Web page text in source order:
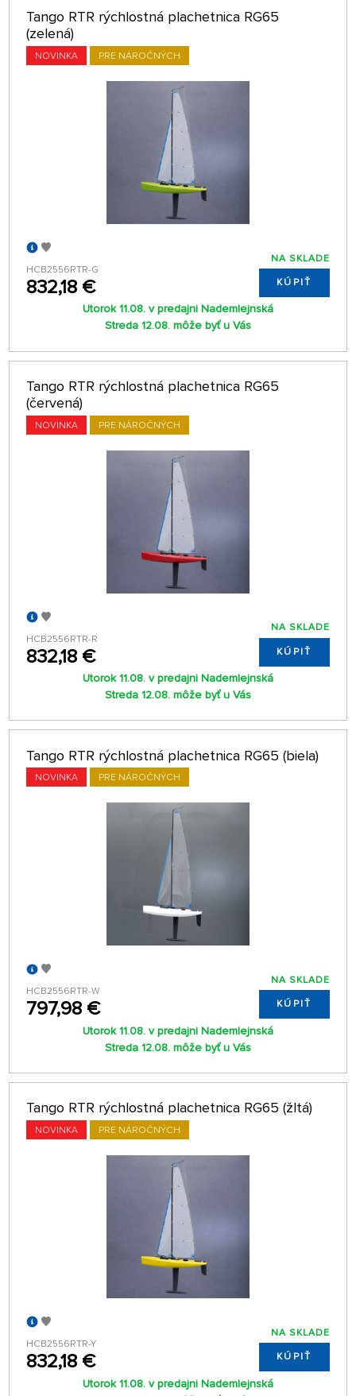
Tango RTR rýchlostná plachetnica RG65
(zelená)
NOVINKA PRE NÁROČNÝCH
HCB2556RTR-G
832,18 €
NA SKLADE
KÚPIŤ
Utorok 11.08. v predajni Nademlejnská
Streda 12.08. môže byť u Vás
Tango RTR rýchlostná plachetnica RG65
(červená)
NOVINKA PRE NÁROČNÝCH
HCB2556RTR-R
832,18 €
NA SKLADE
KÚPIŤ
Utorok 11.08. v predajni Nademlejnská
Streda 12.08. môže byť u Vás
Tango RTR rýchlostná plachetnica RG65 (biela)
NOVINKA PRE NÁROČNÝCH
HCB2556RTR-W
797,98 €
NA SKLADE
KÚPIŤ
Utorok 11.08. v predajni Nademlejnská
Streda 12.08. môže byť u Vás
Tango RTR rýchlostná plachetnica RG65 (žltá)
NOVINKA PRE NÁROČNÝCH
HCB2556RTR-Y
832,18 €
NA SKLADE
KÚPIŤ
Utorok 11.08. v predajni Nademlejnská